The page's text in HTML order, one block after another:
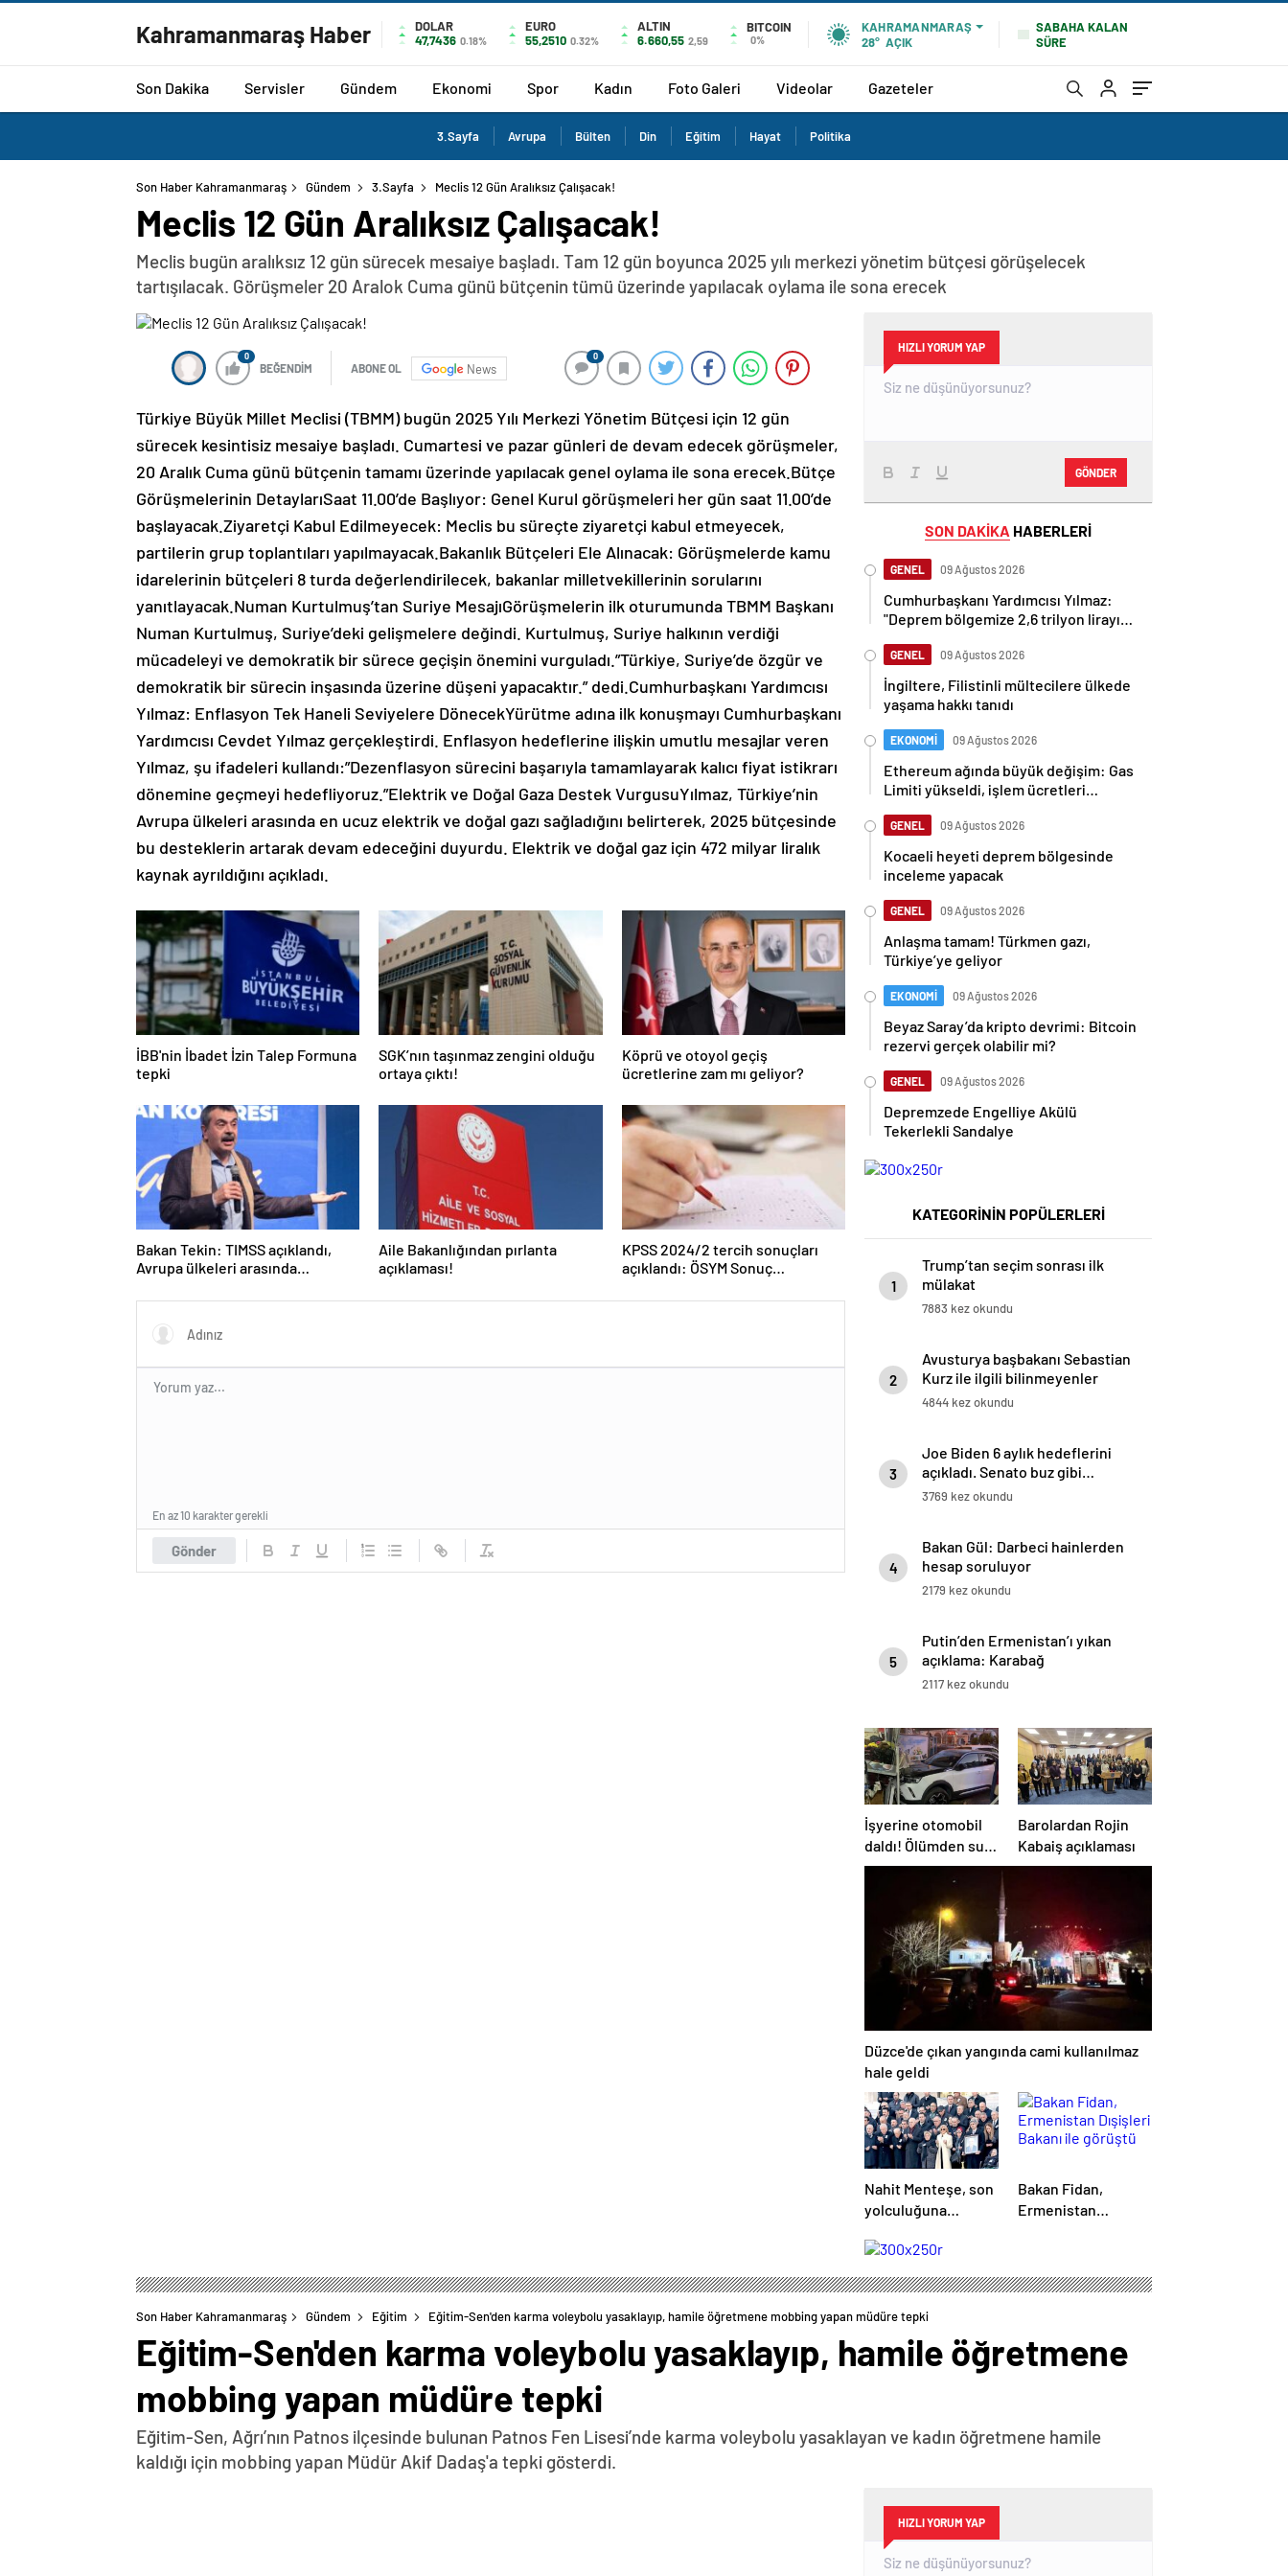
Kahramanmaraş Haber
DOLAR
47,7436 0.18%
EURO
55,2510 0.32%
ALTIN
6.660,55 2,59
BITCOIN
0%
KAHRAMANMARAŞ
28° AÇIK
SABAHA KALAN
SÜRE
Son Dakika Servisler Gündem Ekonomi Spor Kadın Foto Galeri Videolar Gazeteler
3.Sayfa Avrupa Bülten Din Eğitim Hayat Politika
Son Haber Kahramanmaraş Gündem 3.Sayfa Meclis 12 Gün Aralıksız Çalışacak!
Meclis 12 Gün Aralıksız Çalışacak!
Meclis bugün aralıksız 12 gün sürecek mesaiye başladı. Tam 12 gün boyunca 2025 yılı merkezi yönetim bütçesi görüşelecek
tartışılacak. Görüşmeler 20 Aralok Cuma günü bütçenin tümü üzerinde yapılacak oylama ile sona erecek
0
BEĞENDİM ABONE OL News
0
Türkiye Büyük Millet Meclisi (TBMM) bugün 2025 Yılı Merkezi Yönetim Bütçesi için 12 gün
sürecek kesintisiz mesaiye başladı. Cumartesi ve pazar günleri de devam edecek görüşmeler,
20 Aralık Cuma günü bütçenin tamamı üzerinde yapılacak genel oylama ile sona erecek.Bütçe
Görüşmelerinin DetaylarıSaat 11.00’de Başlıyor: Genel Kurul görüşmeleri her gün saat 11.00’de
başlayacak.Ziyaretçi Kabul Edilmeyecek: Meclis bu süreçte ziyaretçi kabul etmeyecek,
partilerin grup toplantıları yapılmayacak.Bakanlık Bütçeleri Ele Alınacak: Görüşmelerde kamu
idarelerinin bütçeleri 8 turda değerlendirilecek, bakanlar milletvekillerinin sorularını
yanıtlayacak.Numan Kurtulmuş’tan Suriye MesajıGörüşmelerin ilk oturumunda TBMM Başkanı
Numan Kurtulmuş, Suriye’deki gelişmelere değindi. Kurtulmuş, Suriye halkının verdiği
mücadeleyi ve demokratik bir sürece geçişin önemini vurguladı.”Türkiye, Suriye’de özgür ve
demokratik bir sürecin inşasında üzerine düşeni yapacaktır.” dedi.Cumhurbaşkanı Yardımcısı
Yılmaz: Enflasyon Tek Haneli Seviyelere DönecekYürütme adına ilk konuşmayı Cumhurbaşkanı
Yardımcısı Cevdet Yılmaz gerçekleştirdi. Enflasyon hedeflerine ilişkin umutlu mesajlar veren
Yılmaz, şu ifadeleri kullandı:”Dezenflasyon sürecini başarıyla tamamlayarak kalıcı fiyat istikrarı
dönemine geçmeyi hedefliyoruz.”Elektrik ve Doğal Gaza Destek VurgusuYılmaz, Türkiye’nin
Avrupa ülkeleri arasında en ucuz elektrik ve doğal gazı sağladığını belirterek, 2025 bütçesinde
bu desteklerin artarak devam edeceğini duyurdu. Elektrik ve doğal gaz için 472 milyar liralık
kaynak ayrıldığını açıkladı.
İBB'nin İbadet İzin Talep Formuna
tepki
SGK’nın taşınmaz zengini olduğu
ortaya çıktı!
Köprü ve otoyol geçiş
ücretlerine zam mı geliyor?
Bakan Tekin: TIMSS açıklandı,
Avrupa ülkeleri arasında
Aile Bakanlığından pırlanta
açıklaması!
KPSS 2024/2 tercih sonuçları
açıklandı: ÖSYM Sonuç
Gönder
En az 10 karakter gerekli
HIZLI YORUM YAP
GÖNDER
SON DAKİKA HABERLERİ
GENEL 09 Ağustos 2026
Cumhurbaşkanı Yardımcısı Yılmaz:
"Deprem bölgemize 2,6 trilyon lirayı
GENEL 09 Ağustos 2026
İngiltere, Filistinli mültecilere ülkede
yaşama hakkı tanıdı
EKONOMİ 09 Ağustos 2026
Ethereum ağında büyük değişim: Gas
Limiti yükseldi, işlem ücretleri
GENEL 09 Ağustos 2026
Kocaeli heyeti deprem bölgesinde
inceleme yapacak
GENEL 09 Ağustos 2026
Anlaşma tamam! Türkmen gazı,
Türkiye’ye geliyor
EKONOMİ 09 Ağustos 2026
Beyaz Saray’da kripto devrimi: Bitcoin
rezervi gerçek olabilir mi?
GENEL 09 Ağustos 2026
Depremzede Engelliye Akülü
Tekerlekli Sandalye
KATEGORİNİN POPÜLERLERİ
1
Trump’tan seçim sonrası ilk
mülakat
7883 kez okundu
2
Avusturya başbakanı Sebastian
Kurz ile ilgili bilinmeyenler
4844 kez okundu
3
Joe Biden 6 aylık hedeflerini
açıkladı. Senato buz gibi…
3769 kez okundu
4
Bakan Gül: Darbeci hainlerden
hesap soruluyor
2179 kez okundu
5
Putin’den Ermenistan’ı yıkan
açıklama: Karabağ
Azerbaycan’ın ayrılmaz bir
2117 kez okundu
İşyerine otomobil
daldı! Ölümden sun
anda kurtuldular
Barolardan Rojin
Kabaiş açıklaması
Düzce'de çıkan yangında cami kullanılmaz
hale geldi
Nahit Menteşe, son
yolculuğuna
Bakan Fidan,
Ermenistan
Son Haber Kahramanmaraş Gündem Eğitim Eğitim-Sen'den karma voleybolu yasaklayıp, hamile öğretmene mobbing yapan müdüre tepki
Eğitim-Sen'den karma voleybolu yasaklayıp, hamile öğretmene
mobbing yapan müdüre tepki
Eğitim-Sen, Ağrı’nın Patnos ilçesinde bulunan Patnos Fen Lisesi’nde karma voleybolu yasaklayan ve kadın öğretmene hamile
kaldığı için mobbing yapan Müdür Akif Dadaş'a tepki gösterdi.
HIZLI YORUM YAP